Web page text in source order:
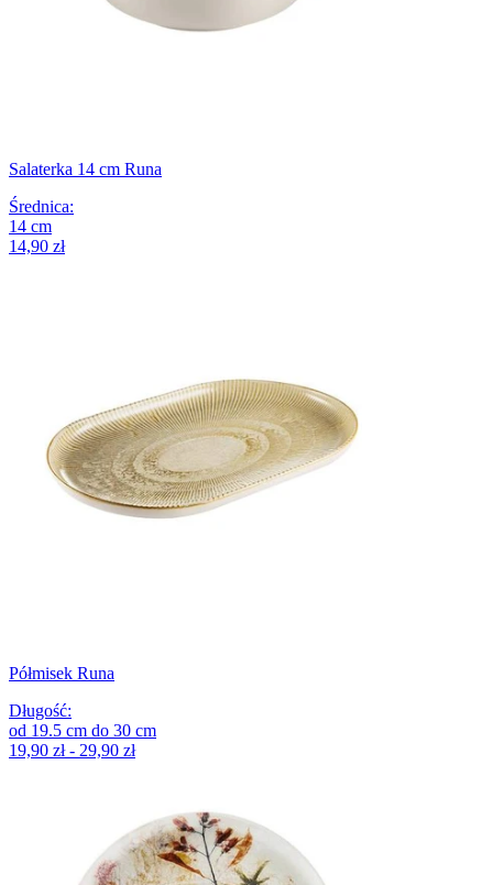
Salaterka 14 cm Runa
Średnica:
14 cm
14,90 zł
Półmisek Runa
Długość:
od 19.5 cm do 30 cm
19,90 zł - 29,90 zł